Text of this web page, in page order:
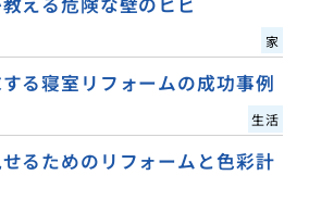
家
る寝室リフォームの成功事例
生活
るためのリフォームと色彩計